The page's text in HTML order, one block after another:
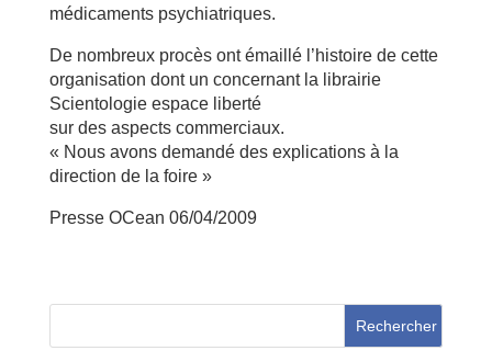
médicaments psychiatriques.
De nombreux procès ont émaillé l’histoire de cette
organisation dont un concernant la librairie
Scientologie espace liberté
sur des aspects commerciaux.
« Nous avons demandé des explications à la
direction de la foire »
Presse OCean 06/04/2009